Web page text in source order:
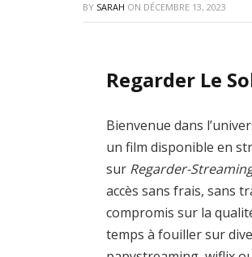
BY SARAH ON DÉCEMBRE 13, 2023
Regarder Le
Bienvenue dans
un film disponible en
sur Regarder-
accès sans frais, sans
compromis sur la
temps à fouiller sur